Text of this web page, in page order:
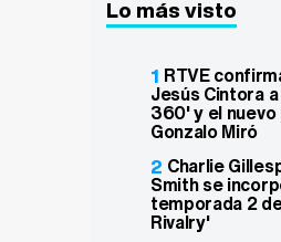
Lo más visto
1 RTVE
Jesús Cintora
360' y el
Gonzalo Miró
2 Charlie
Smith se
temporada 2
Rivalry'